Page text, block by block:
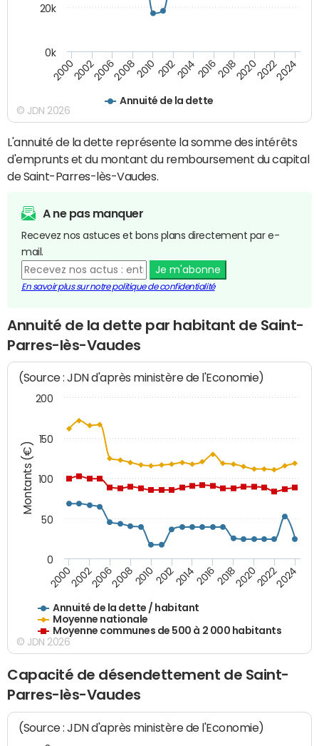
Annuité de la dette
20002002200620082010 2012201420162018202020222024
20k
0k
© JDN 2026
L'annuité de la dette représente la somme des intérêts
d'emprunts et du montant du remboursement du capital
de Saint-Parres-lès-Vaudes.
A ne pas manquer
Recevez nos astuces et bons plans directement par e-
mail.
Je m'abonne
En savoir plus sur notre politique de confidentialité
Annuité de la dette par habitant de Saint-
Parres-lès-Vaudes
Montants (€)
(Source : JDN d'après ministère de l'Economie)
Annuité de la dette / habitant
Moyenne nationale
Moyenne communes de 500 à 2 000 habitants
200020022006200820102012201420162018202020222024
0
50
100
150
200
© JDN 2026
Capacité de désendettement de Saint-
Parres-lès-Vaudes
(Source : JDN d'après ministère de l'Economie)